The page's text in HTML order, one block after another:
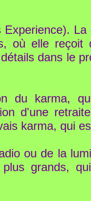
où elle reçoit
dans le
du karma,
d'une
karma, qui
ou de la
grands,